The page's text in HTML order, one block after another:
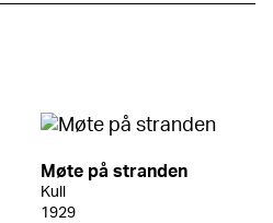
Møte på stranden
Kull
1929